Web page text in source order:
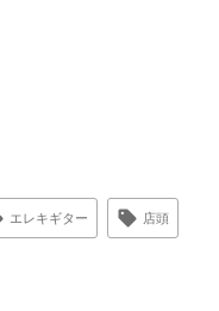
エレキギター 店頭